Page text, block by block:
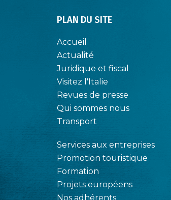
PLAN DU SITE
Accueil
Actualité
Juridique et fiscal
Visitez l'Italie
Revues de presse
Qui sommes nous
Transport
Services aux entreprises
Promotion touristique
Formation
Projets européens
Nos adhérents